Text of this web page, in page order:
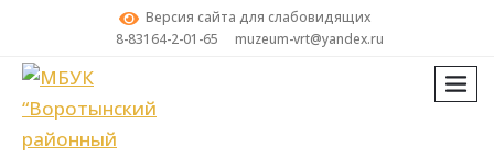
Версия сайта для слабовидящих
8-83164-2-01-65
muzeum-vrt@yandex.ru
Поиск